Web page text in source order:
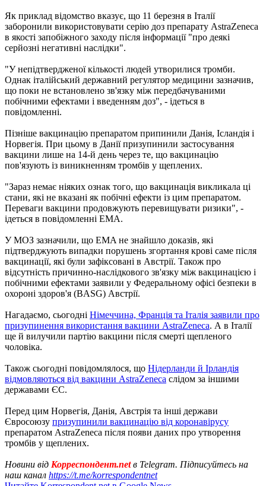
Як приклад відомство вказує, що 11 березня в Італії
заборонили використовувати серію доз препарату AstraZeneca
в якості запобіжного заходу після інформації "про деякі
серйозні негативні наслідки".
"У непідтвердженої кількості людей утворилися тромби.
Однак італійський державний регулятор медицини зазначив,
що поки не встановлено зв'язку між передбачуваними
побічними ефектами і введенням доз", - ідеться в
повідомленні.
Пізніше вакцинацію препаратом припинили Данія, Ісландія і
Норвегія. При цьому в Данії призупинили застосування
вакцини лише на 14-й день через те, що вакцинацію
пов'язують із виникненням тромбів у щеплених.
"Зараз немає ніяких ознак того, що вакцинація викликала ці
стани, які не вказані як побічні ефекти із цим препаратом.
Переваги вакцини продовжують перевищувати ризики", -
ідеться в повідомленні EMA.
У МОЗ зазначили, що EMA не знайшло доказів, які
підтверджують випадки порушень згортання крові саме після
вакцинації, які були зафіксовані в Австрії. Також про
відсутність причинно-наслідкового зв'язку між вакцинацією і
побічними ефектами заявили у Федеральному офісі безпеки в
охороні здоров'я (BASG) Австрії.
Нагадаємо, сьогодні Німеччина, Франція та Італія заявили про
призупинення використання вакцини AstraZeneca. А в Італії
ще й вилучили партію вакцини після смерті щепленого
чоловіка.
Також сьогодні повідомлялося, що Нідерланди й Ірландія
відмовляються від вакцини AstraZeneca слідом за іншими
державами ЄС.
Перед цим Норвегія, Данія, Австрія та інші держави
Євросоюзу призупинили вакцинацію від коронавірусу
препаратом AstraZeneca після появи даних про утворення
тромбів у щеплених.
Новини від Корреспондент.netв Telegram. Підписуйтесь на
наш канал https://t.me/korrespondentnet